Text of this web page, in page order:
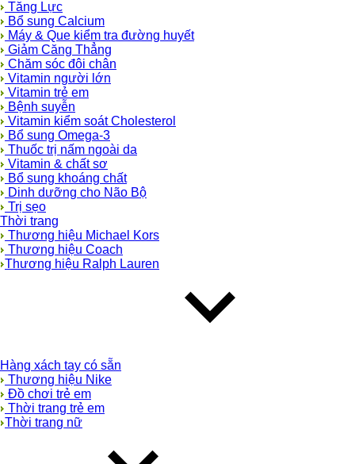
Tăng Lực
Bổ sung Calcium
Máy & Que kiểm tra đường huyết
Giảm Căng Thẳng
Chăm sóc đôi chân
Vitamin người lớn
Vitamin trẻ em
Bệnh suyễn
Vitamin kiểm soát Cholesterol
Bổ sung Omega-3
Thuốc trị nấm ngoài da
Vitamin & chất sơ
Bổ sung khoáng chất
Dinh dưỡng cho Não Bộ
Trị sẹo
Thời trang
Thương hiệu Michael Kors
Thương hiệu Coach
Thương hiệu Ralph Lauren
Hàng xách tay có sẵn
Thương hiệu Nike
Đồ chơi trẻ em
Thời trang trẻ em
Thời trang nữ